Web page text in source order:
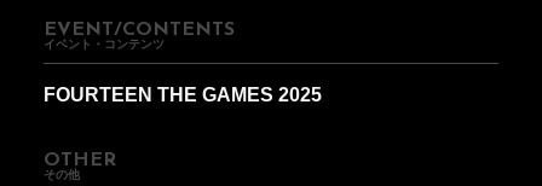
EVENT/CONTENTS
イベント・コンテンツ
FOURTEEN THE GAMES 2025
OTHER
その他